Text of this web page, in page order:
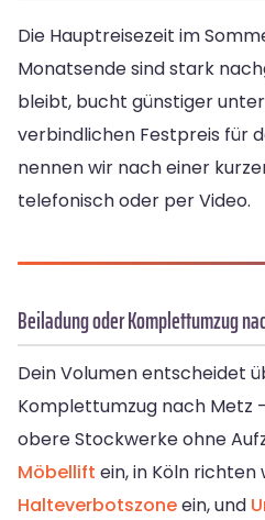
Die Hauptreisezeit im
Monatsende sind stark
bleibt, bucht günstiger
verbindlichen Festpreis für
nennen wir nach einer
telefonisch oder per Video.
Beiladung oder Komplettumzug
Dein Volumen entscheidet
Komplettumzug nach Metz
obere Stockwerke ohne
Möbellift ein, in Köln richten
Halteverbotszoneein, und